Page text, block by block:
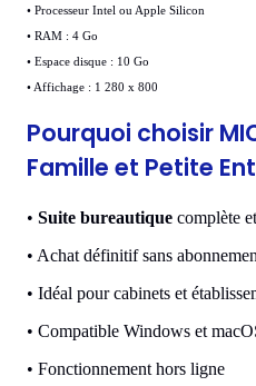
• Processeur Intel ou Apple Silicon
• RAM : 4 Go
• Espace disque : 10 Go
• Affichage : 1 280 x 800
Pourquoi choisir
Famille et Petite
• Suite bureautique complète
• Achat définitif sans
• Idéal pour cabinets et
• Compatible Windows et
• Fonctionnement hors ligne